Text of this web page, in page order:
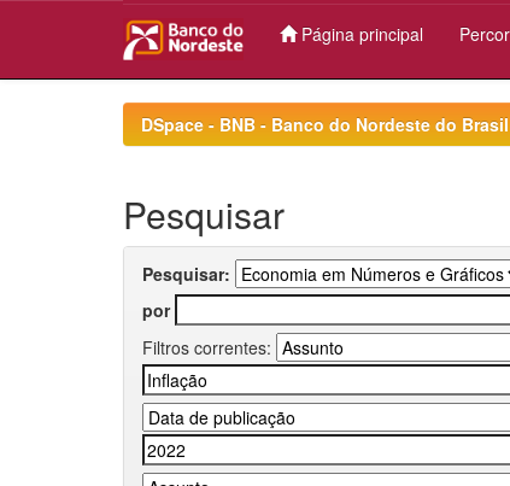
Página principal
DSpace - BNB - Banco do Nordeste do Brasil
Pesquisar
Pesquisar:
por
Filtros correntes: